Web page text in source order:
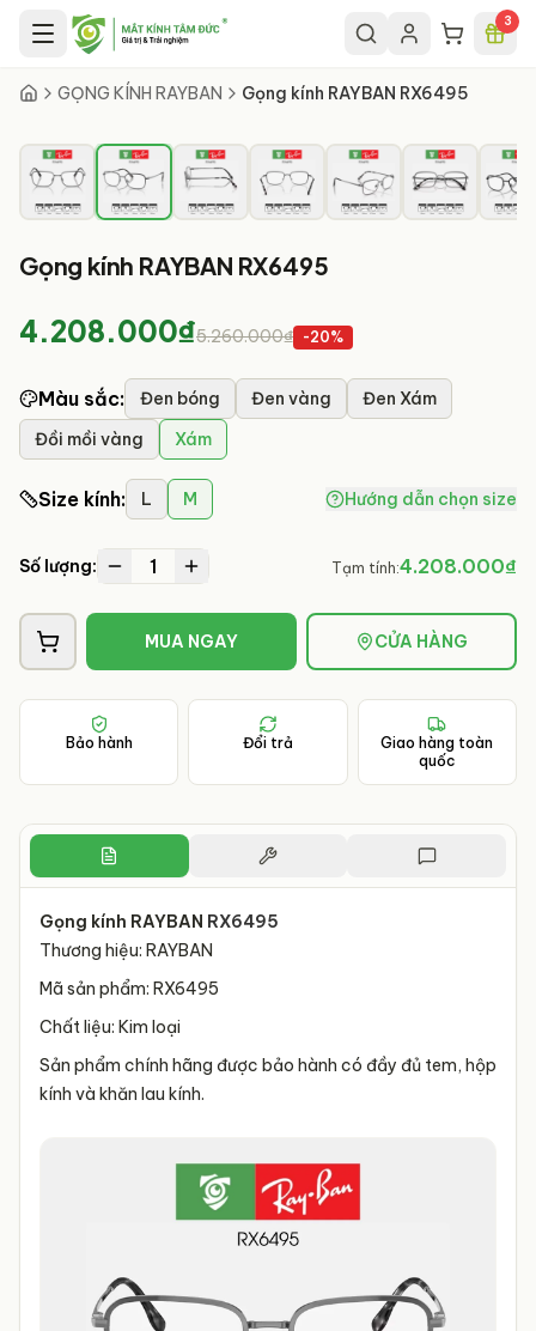
Chuyển đến nội dung chính 3
GỌNG KÍNH RAYBAN Gọng kính RAYBAN RX6495
2/
Gọng kính RAYBAN RX6495
4.208.000₫5.260.000₫ -20%
Màu sắc: Đen bóng Đen vàng
Đen Xám
Đồi mồi vàng
Xám
Size kính: L M Hướng dẫn chọn size
Số lượng: 1 Tạm tính:4.208.000₫
MUA NGAY CỬA HÀNG
Bảo hành Đổi trả
Giao hàng toàn
quốc
Gọng kính RAYBAN RX6495
Thương hiệu: RAYBAN
Mã sản phẩm: RX6495
Chất liệu: Kim loại
Sản phẩm chính hãng được bảo hành có đầy đủ tem, hộp
kính và khăn lau kính.